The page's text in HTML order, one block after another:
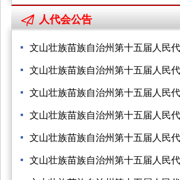
预算执行情况和2021年地方财政预
议
会第六次会议 关于文山州中级人民
作报告的决议
 人代会公告
文山壮族苗族自治州第十五届人民
会 第四次会议公告
文山壮族苗族自治州第十五届人民
会 第四次会议公告
文山壮族苗族自治州第十五届人民
会 第四次会议关于政府工作报告的
文山壮族苗族自治州第十五届人民
会 第四次会议关于文山州2023年国
和 社会发展计划执行情况与2024年
文山壮族苗族自治州第十五届人民
会 第四次会议关于文山州2023年地
文山壮族苗族自治州第十五届人民